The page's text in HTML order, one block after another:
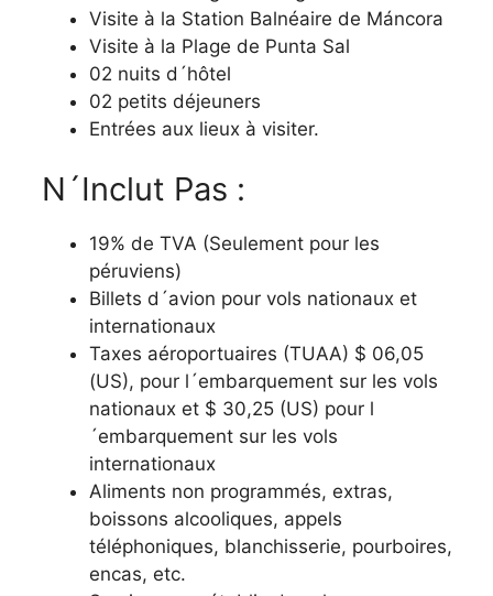
Visite à la Station Balnéaire de Máncora
Visite à la Plage de Punta Sal
02 nuits d´hôtel
02 petits déjeuners
Entrées aux lieux à visiter.
N´Inclut Pas :
19% de TVA (Seulement pour les
péruviens)
Billets d´avion pour vols nationaux et
internationaux
Taxes aéroportuaires (TUAA) $ 06,05
(US), pour l´embarquement sur les vols
nationaux et $ 30,25 (US) pour l
´embarquement sur les vols
internationaux
Aliments non programmés, extras,
boissons alcooliques, appels
téléphoniques, blanchisserie, pourboires,
encas, etc.